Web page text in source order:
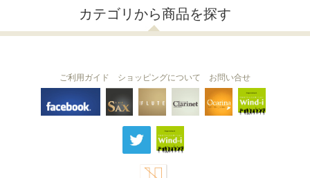
カテゴリから商品を探す
THE SAX The Clarinet
Ocarina
ご利用ガイド ショッピングについて お問い合せ